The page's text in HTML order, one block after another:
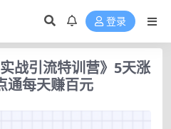
登录
战引流特训营》5天涨
通每天赚百元